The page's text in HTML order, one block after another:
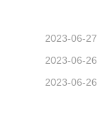
2023-06-27
2023-06-26
2023-06-26